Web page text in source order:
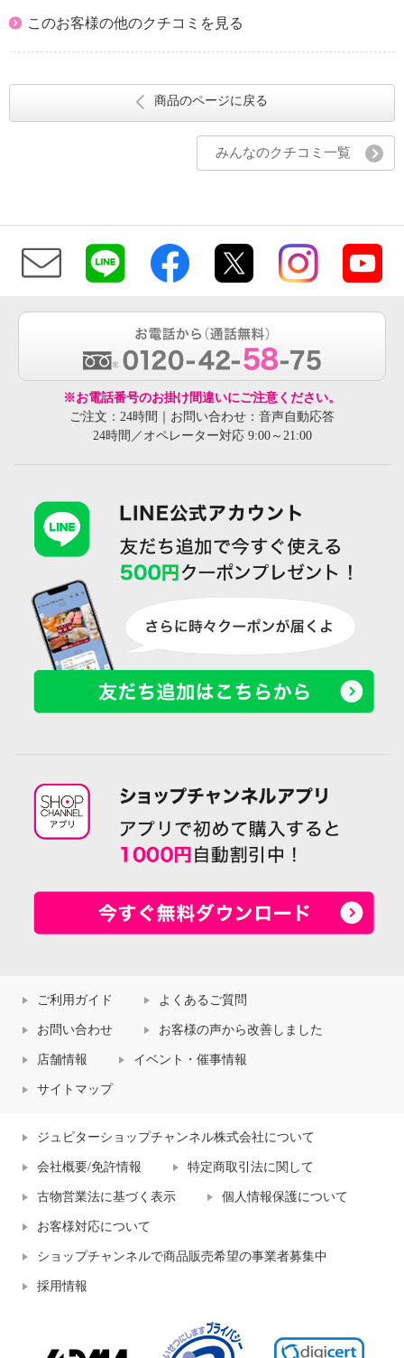
このお客様の他のクチコミを見る
商品のページに戻る
みんなのクチコミ一覧
※お電話番号のお掛け間違いにご注意ください。
ご注文：24時間｜お問い合わせ：音声自動応答
24時間／オペレーター対応 9:00～21:00
ご利用ガイド よくあるご質問
お問い合わせ お客様の声から改善しました
店舗情報 イベント・催事情報
サイトマップ
ジュピターショップチャンネル株式会社について
会社概要/免許情報 特定商取引法に関して
古物営業法に基づく表示 個人情報保護について
お客様対応について
ショップチャンネルで商品販売希望の事業者募集中
採用情報